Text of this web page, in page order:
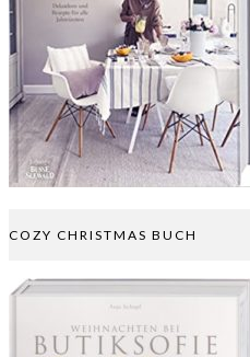
COZY CHRISTMAS BUCH